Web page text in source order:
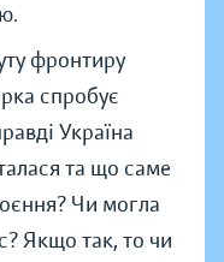
фронтиру
спробує
Україна
та що саме
Чи могла
Якщо так, то чи